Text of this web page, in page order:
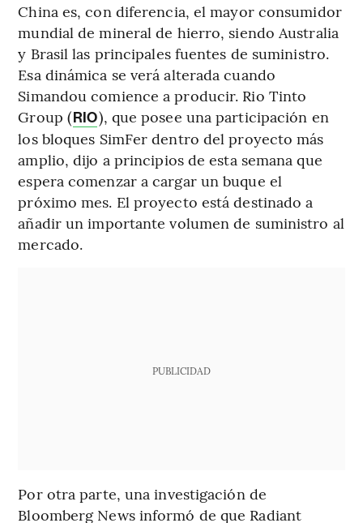
China es, con diferencia, el mayor consumidor
mundial de mineral de hierro, siendo Australia
y Brasil las principales fuentes de suministro.
Esa dinámica se verá alterada cuando
Simandou comience a producir. Rio Tinto
Group (RIO), que posee una participación en
los bloques SimFer dentro del proyecto más
amplio, dijo a principios de esta semana que
espera comenzar a cargar un buque el
próximo mes. El proyecto está destinado a
añadir un importante volumen de suministro al
mercado.
PUBLICIDAD
Por otra parte, una investigación de
Bloomberg News informó de que Radiant